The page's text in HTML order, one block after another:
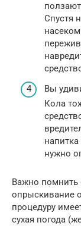
Спустя
Вы
Кола
нужно
Важно помнить
опрыскивание
процедуру
сухая погода